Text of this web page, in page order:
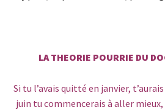
LA THEORIE POURRIE DU
Si tu l’avais quitté en janvier,
juin tu commencerais à aller